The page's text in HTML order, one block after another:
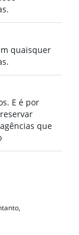
quaisquer
E é por
que